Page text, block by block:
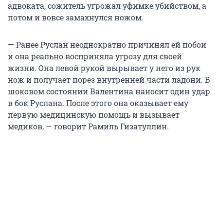
адвоката, сожитель угрожал уфимке убийством, а
потом и вовсе замахнулся ножом.
— Ранее Руслан неоднократно причинял ей побои
и она реально восприняла угрозу для своей
жизни. Она левой рукой вырывает у него из рук
нож и получает порез внутренней части ладони. В
шоковом состоянии Валентина наносит один удар
в бок Руслана. После этого она оказывает ему
первую медицинскую помощь и вызывает
медиков, — говорит Рамиль Гизатуллин.